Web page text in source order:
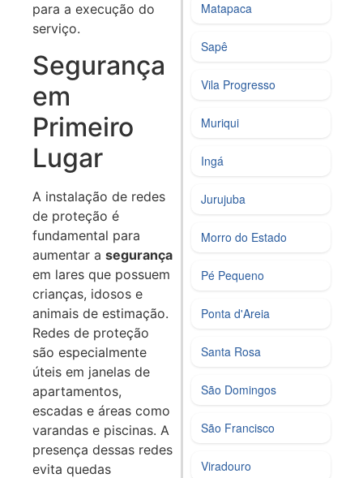
para a execução do
serviço.
Segurança
em
Primeiro
Lugar
A instalação de redes
de proteção é
fundamental para
aumentar a segurança
em lares que possuem
crianças, idosos e
animais de estimação.
Redes de proteção
são especialmente
úteis em janelas de
apartamentos,
escadas e áreas como
varandas e piscinas. A
presença dessas redes
evita quedas
Matapaca
Sapê
Vila Progresso
Muriqui
Ingá
Jurujuba
Morro do Estado
Pé Pequeno
Ponta d'Areia
Santa Rosa
São Domingos
São Francisco
Viradouro